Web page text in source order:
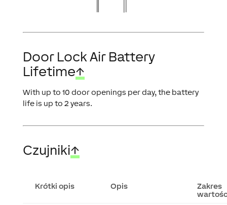
Door Lock Air Battery
Lifetime↑
With up to 10 door openings per day, the battery
life is up to 2 years.
Czujniki↑
Krótki opis Opis
Zakres